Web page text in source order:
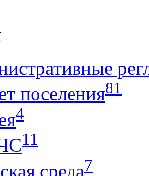
поселения81
4
11
среда7